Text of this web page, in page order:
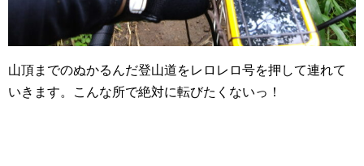
山頂までのぬかるんだ登山道をレロレロ号を押して連れて
いきます。こんな所で絶対に転びたくないっ！